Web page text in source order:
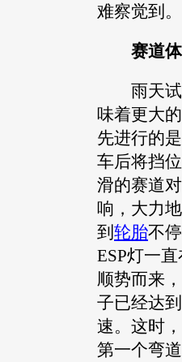
难察觉到。
赛道
雨天
味着更大
先进行的
车后将挡
滑的赛道
响，大力
到 轮胎不
ESP灯一
顺势而来
子已经达
速。这时
第一个弯